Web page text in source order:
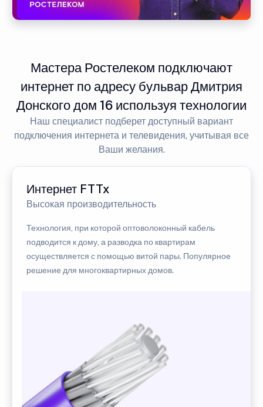
Мастера Ростелеком подключают
интернет по адресу бульвар Дмитрия
Донского дом 16 используя технологии
Наш специалист подберет доступный вариант
подключения интернета и телевидения, учитывая все
Ваши желания.
Интернет FTTx
Высокая производительность
Технология, при которой оптоволоконный кабель
подводится к дому, а разводка по квартирам
осуществляется с помощью витой пары. Популярное
решение для многоквартирных домов.